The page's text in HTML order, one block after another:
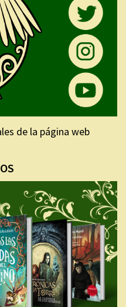
de la página web